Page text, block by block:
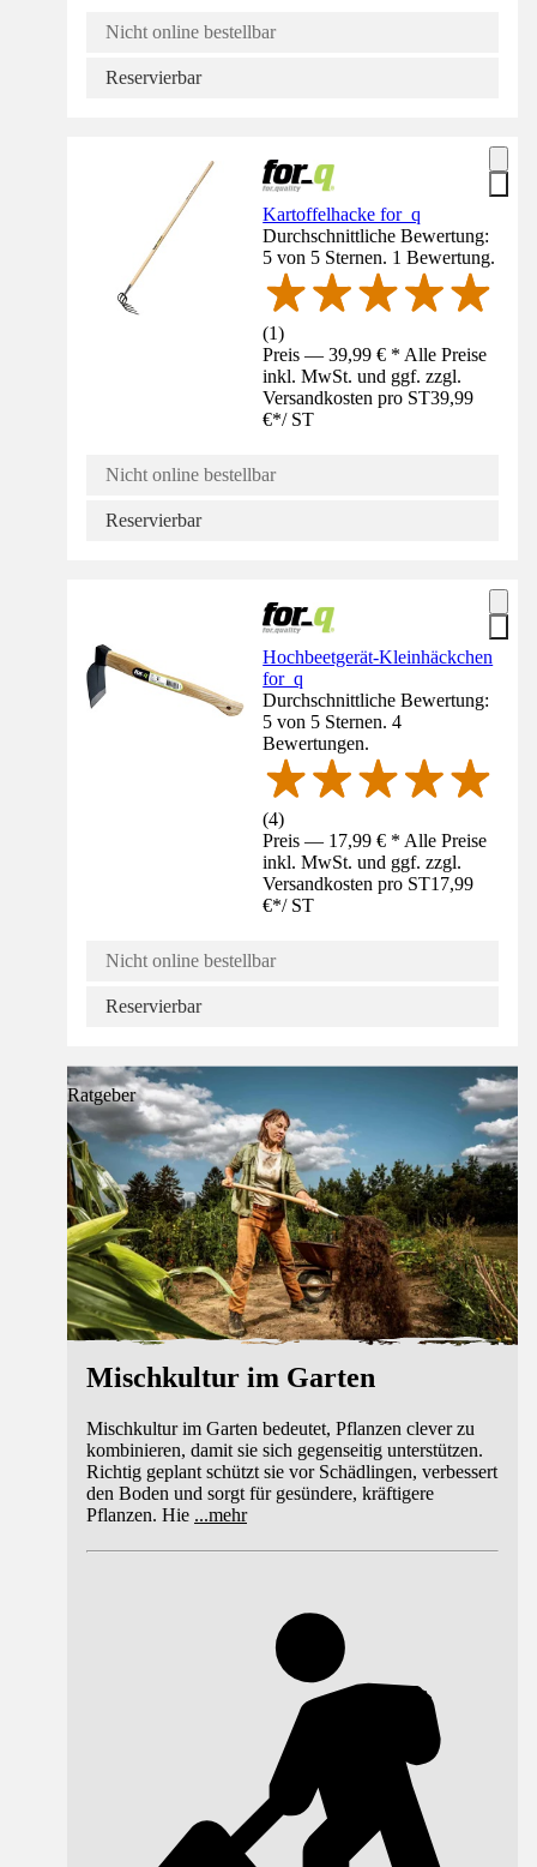
Nicht online bestellbar
Reservierbar
Kartoffelhacke for_q
Durchschnittliche Bewertung:
5 von 5 Sternen. 1 Bewertung.
(1)
Preis — 39,99 € * Alle Preise
inkl. MwSt. und ggf. zzgl.
Versandkosten pro ST39,99
€*/ ST
Nicht online bestellbar
Reservierbar
Hochbeetgerät-Kleinhäckchen
for_q
Durchschnittliche Bewertung:
5 von 5 Sternen. 4
Bewertungen.
(4)
Preis — 17,99 € * Alle Preise
inkl. MwSt. und ggf. zzgl.
Versandkosten pro ST17,99
€*/ ST
Nicht online bestellbar
Reservierbar
Ratgeber
Mischkultur im Garten
Mischkultur im Garten bedeutet, Pflanzen clever zu
kombinieren, damit sie sich gegenseitig unterstützen.
Richtig geplant schützt sie vor Schädlingen, verbessert
den Boden und sorgt für gesündere, kräftigere
Pflanzen. Hie ...mehr